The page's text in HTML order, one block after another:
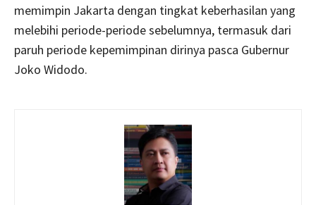
memimpin Jakarta dengan tingkat keberhasilan yang
melebihi periode-periode sebelumnya, termasuk dari
paruh periode kepemimpinan dirinya pasca Gubernur
Joko Widodo.